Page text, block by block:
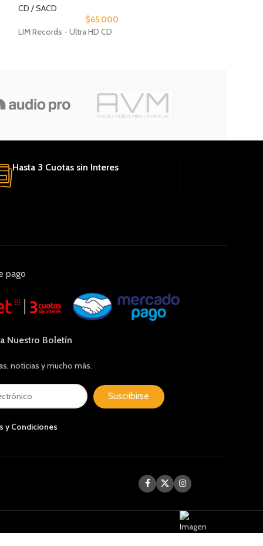
CD / SACD
$65.000
LIM Records - Ultra HD CD
Hasta 3 Cuotas sin Interes
pago
Nuestro Boletín
noticias y mucho más.
Suscribirse
y Condiciones